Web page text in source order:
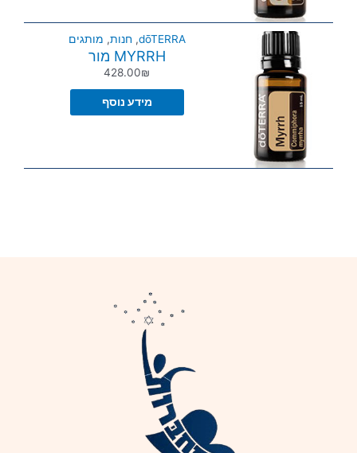
dōTERRA
,חנות, מותגים
MYRRH מור
428.00₪
מידע נוסף